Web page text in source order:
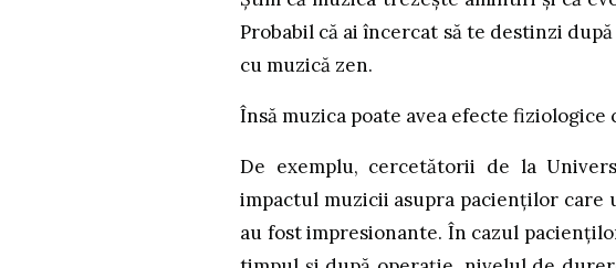
Probabil că ai încercat să te destinzi
cu muzică zen.
Însă muzica poate avea efecte fiziologice
De exemplu, cercetătorii de la
impactul muzicii asupra pacienților care
au fost impresionante. În cazul